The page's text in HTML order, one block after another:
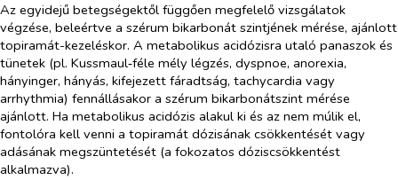
Az egyidejű betegségektől függően megfelelő vizsgálatok
végzése, beleértve a szérum bikarbonát szintjének mérése, ajánlott
topiramát-kezeléskor. A metabolikus acidózisra utaló panaszok és
tünetek (pl. Kussmaul‑féle mély légzés, dyspnoe, anorexia,
hányinger, hányás, kifejezett fáradtság, tachycardia vagy
arrhythmia) fennállásakor a szérum bikarbonátszint mérése
ajánlott. Ha metabolikus acidózis alakul ki és az nem múlik el,
fontolóra kell venni a topiramát dózisának csökkentését vagy
adásának megszüntetését (a fokozatos dóziscsökkentést
alkalmazva).